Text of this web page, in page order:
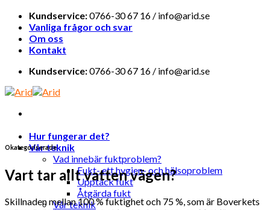
Skip
content
Kundservice:0766-30 67 16 / info@arid.se
Vanliga frågor och svar
Om oss
Kontakt
Kundservice:0766-30 67 16 / info@arid.se
Hur fungerar det?
Vår teknik
Vad innebär fuktproblem?
Fukt- ett hygien- och hälsoproblem
Upptäck fukt
Åtgärda fukt
Vår teknik
Okategoriserade
Vart tar allt vatten vägen?
Skillnaden mellan 100 % fuktighet och 75 %, som är Boverkets